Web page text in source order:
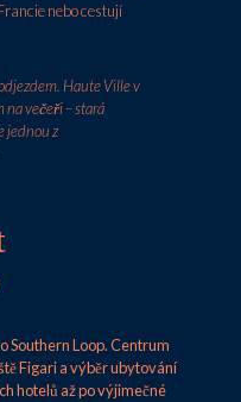
nebo cestují
Haute Ville v
na večeři – stará
jednou z
Southern Loop. Centrum
Figari a výběr ubytování
hotelů až po výjimečné